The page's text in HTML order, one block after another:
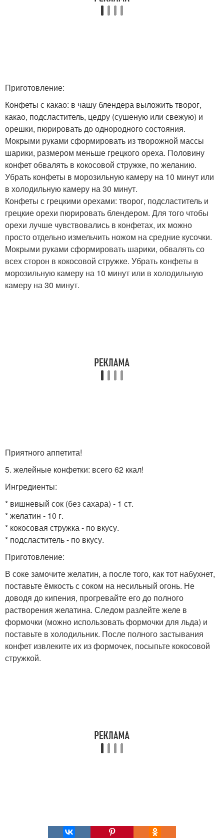
Приготовление:
Конфеты с какао: в чашу блендера выложить творог,
какао, подсластитель, цедру (сушеную или свежую) и
орешки, пюрировать до однородного состояния.
Мокрыми руками сформировать из творожной массы
шарики, размером меньше грецкого ореха. Половину
конфет обвалять в кокосовой стружке, по желанию.
Убрать конфеты в морозильную камеру на 10 минут или
в холодильную камеру на 30 минут.
Конфеты с грецкими орехами: творог, подсластитель и
грецкие орехи пюрировать блендером. Для того чтобы
орехи лучше чувствовались в конфетах, их можно
просто отдельно измельчить ножом на средние кусочки.
Мокрыми руками сформировать шарики, обвалять со
всех сторон в кокосовой стружке. Убрать конфеты в
морозильную камеру на 10 минут или в холодильную
камеру на 30 минут.
Приятного аппетита!
5. желейные конфетки: всего 62 ккал!
Ингредиенты:
* вишневый сок (без сахара) - 1 ст.
* желатин - 10 г.
* кокосовая стружка - по вкусу.
* подсластитель - по вкусу.
Приготовление:
В соке замочите желатин, а после того, как тот набухнет,
поставьте ёмкость с соком на несильный огонь. Не
доводя до кипения, прогревайте его до полного
растворения желатина. Следом разлейте желе в
формочки (можно использовать формочки для льда) и
поставьте в холодильник. После полного застывания
конфет извлеките их из формочек, посыпьте кокосовой
стружкой.